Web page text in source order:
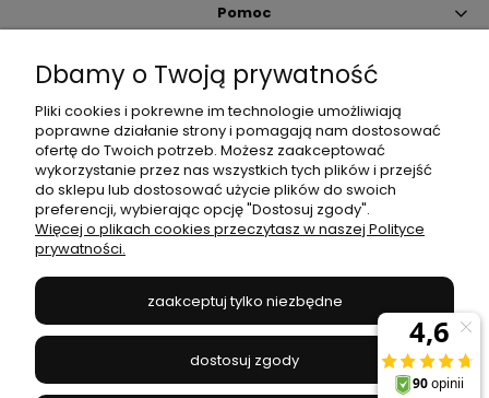
Pomoc
Moje konto
Płatności i dostawa
Informacje
JANEX
669-050-03-43
504 545 749//E-mail:sklep@janexmarket.pl
Dbamy o Twoją prywatność
Pliki cookies i pokrewne im technologie umożliwiają
poprawne działanie strony i pomagają nam dostosować
ofertę do Twoich potrzeb. Możesz zaakceptować
wykorzystanie przez nas wszystkich tych plików i przejść
do sklepu lub dostosować użycie plików do swoich
preferencji, wybierając opcję "Dostosuj zgody".
Więcej o plikach cookies przeczytasz w naszej Polityce
prywatności.
zaakceptuj tylko niezbędne
dostosuj zgody